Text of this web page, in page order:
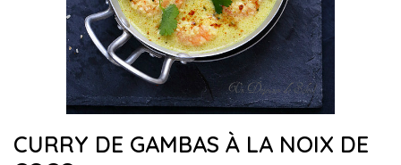
CURRY DE GAMBAS À LA NOIX DE